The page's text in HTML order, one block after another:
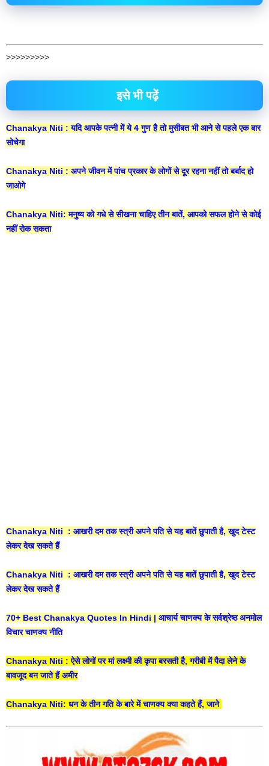
>>>>>>>>>
इसे भी पढ़ें
Chanakya Niti : यदि आपके पत्नी में ये 4 गुण है तो मुसीबत भी आने से पहले एक बार
सोचेगा
Chanakya Niti : अपने जीवन में पांच प्रकार के लोगों से दूर रहना नहीं तो बर्बाद हो
जाओगे
Chanakya Niti: मनुष्य को गधे से सीखना चाहिए तीन बातें, आपको सफल होने से कोई
नहीं रोक सकता
Chanakya Niti : आखरी दम तक स्त्री अपने पति से यह बातें छुपाती है, खुद टेस्ट
लेकर देख सकते हैं
Chanakya Niti : आखरी दम तक स्त्री अपने पति से यह बातें छुपाती है, खुद टेस्ट
लेकर देख सकते हैं
70+ Best Chanakya Quotes In Hindi | आचार्य चाणक्य के सर्वश्रेष्ठ अनमोल
विचार चाणक्य नीति
Chanakya Niti : ऐसे लोगों पर मां लक्ष्मी की कृपा बरसती है, गरीबी में पैदा लेने के
बावजूद बन जाते हैं अमीर
Chanakya Niti: धन के तीन गति के बारे में चाणक्य क्या कहते हैं, जाने